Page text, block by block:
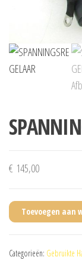
€ 145,00
Toevoegen aan
Categorieën: Gebruikte